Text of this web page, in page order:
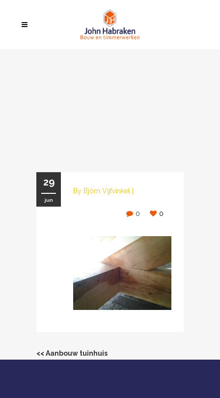
29
jun
By Björn Vijfvinkel
0 0
<< Aanbouw tuinhuis